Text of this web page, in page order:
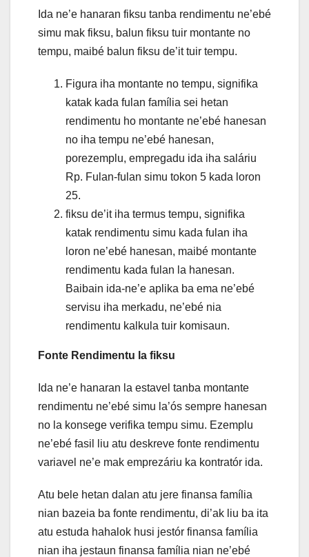
Ida ne’e hanaran fiksu tanba rendimentu ne’ebé
simu mak fiksu, balun fiksu tuir montante no
tempu, maibé balun fiksu de’it tuir tempu.
Figura iha montante no tempu, signifika
katak kada fulan família sei hetan
rendimentu ho montante ne’ebé hanesan
no iha tempu ne’ebé hanesan,
porezemplu, empregadu ida iha saláriu
Rp. Fulan-fulan simu tokon 5 kada loron
25.
fiksu de’it iha termus tempu, signifika
katak rendimentu simu kada fulan iha
loron ne’ebé hanesan, maibé montante
rendimentu kada fulan la hanesan.
Baibain ida-ne’e aplika ba ema ne’ebé
servisu iha merkadu, ne’ebé nia
rendimentu kalkula tuir komisaun.
Fonte Rendimentu la fiksu
Ida ne’e hanaran la estavel tanba montante
rendimentu ne’ebé simu la’ós sempre hanesan
no la konsege verifika tempu simu. Ezemplu
ne’ebé fasil liu atu deskreve fonte rendimentu
variavel ne’e mak emprezáriu ka kontratór ida.
Atu bele hetan dalan atu jere finansa família
nian bazeia ba fonte rendimentu, di’ak liu ba ita
atu estuda hahalok husi jestór finansa família
nian iha jestaun finansa família nian ne’ebé